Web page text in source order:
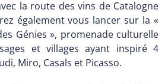
la route des vins de Catalogne
également vous lancer sur la «
Génies », promenade culturelle
et villages ayant inspiré 4
Miro, Casals et Picasso.